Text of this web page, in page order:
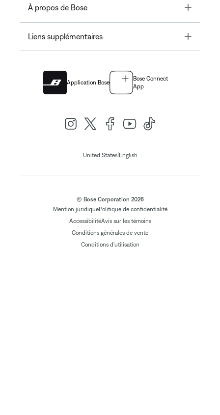
À propos de Bose Toggle
Liens supplémentaires Toggle
Application Bose
Bose Connect
App
United States| English
© Bose Corporation 2026
Mention juridiquePolitique de confidentialité
AccessibilitéAvis sur les témoins
Conditions générales de vente
Conditions d'utilisation